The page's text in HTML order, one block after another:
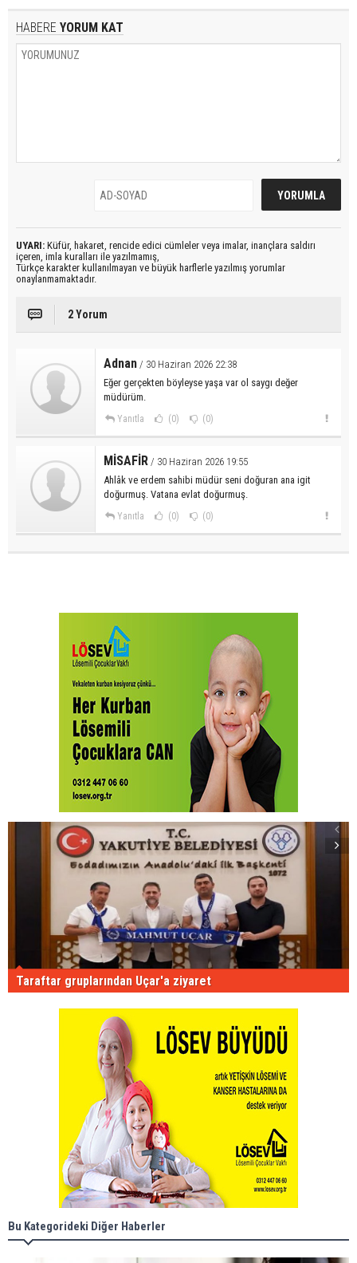
HABERE YORUM KAT
UYARI: Küfür, hakaret, rencide edici cümleler veya imalar, inançlara saldırı
içeren, imla kuralları ile yazılmamış,
Türkçe karakter kullanılmayan ve büyük harflerle yazılmış yorumlar
onaylanmamaktadır.
2 Yorum
Adnan / 30 Haziran 2026 22:38
Eğer gerçekten böyleyse yaşa var ol saygı değer
müdürüm.
Yanıtla (0) (0)
MİSAFİR / 30 Haziran 2026 19:55
Ahlâk ve erdem sahibi müdür seni doğuran ana igit
doğurmuş. Vatana evlat doğurmuş.
Yanıtla (0) (0)
Taraftar gruplarından Uçar'a ziyaret
Bu Kategorideki Diğer Haberler